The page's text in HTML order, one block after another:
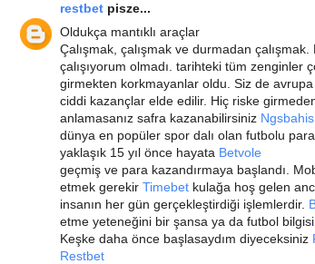
restbet pisze...
Oldukça mantıklı araçlar
Çalışmak, çalışmak ve durmadan
çalışıyorum olmadı. tarihteki tüm zenginler
girmekten korkmayanlar oldu. Siz de
ciddi kazançlar elde edilir. Hiç riske
anlamasanız safra kazanabilirsiniz Ngsbahis
dünya en popüler spor dalı olan futbolu
yaklaşık 15 yıl önce hayata Betvole
geçmiş ve para kazandırmaya başlandı.
etmek gerekir Timebet kulağa hoş gelen
insanın her gün gerçekleştirdiği işlemlerdir.
etme yeteneğini bir şansa ya da futbol
Keşke daha önce başlasaydım diyeceksiniz
Restbet